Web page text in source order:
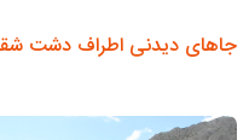
جاهای دیدنی اطراف دشت